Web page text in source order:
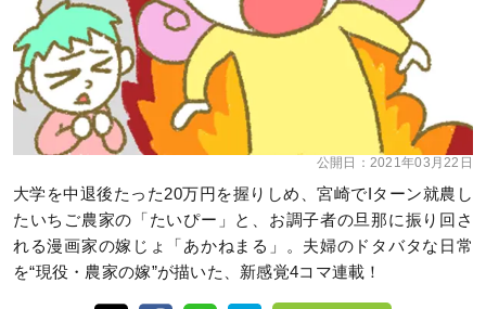
公開日： 2021年03月22日
大学を中退後たった20万円を握りしめ、宮崎でIターン就農し
たいちご農家の「たいぴー」と、お調子者の旦那に振り回さ
れる漫画家の嫁じょ「あかねまる」。夫婦のドタバタな日常
を“現役・農家の嫁”が描いた、新感覚4コマ連載！